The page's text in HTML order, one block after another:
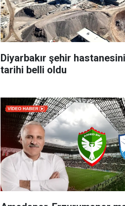
Diyarbakır şehir
tarihi belli oldu